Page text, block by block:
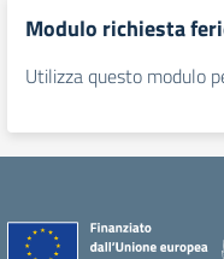
Modulo richiesta
Utilizza questo modulo